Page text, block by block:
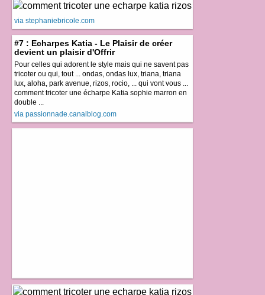
via stephaniebricole.com
#7 : Echarpes Katia - Le Plaisir de créer
devient un plaisir d'Offrir
Pour celles qui adorent le style mais qui ne savent pas
tricoter ou qui, tout ... ondas, ondas lux, triana, triana
lux, aloha, park avenue, rizos, rocio, ... qui vont vous ...
comment tricoter une écharpe Katia sophie marron en
double ...
via passionnade.canalblog.com